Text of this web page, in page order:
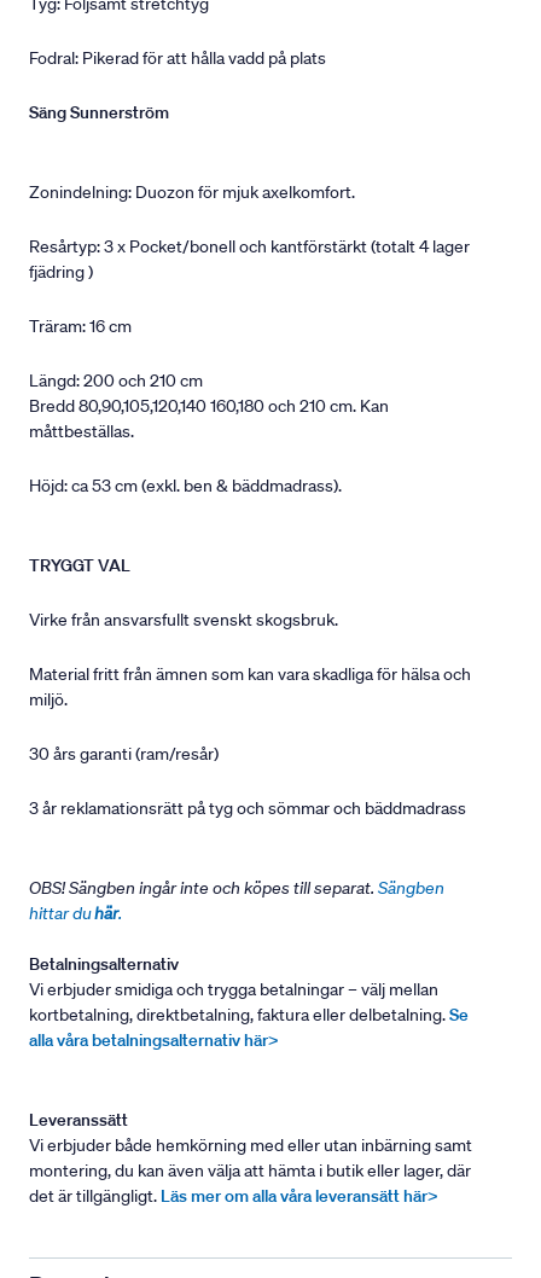
Fodral: Pikerad för att hålla vadd på plats
Säng Sunnerström
Zonindelning: Duozon för mjuk axelkomfort.
Resårtyp: 3 x Pocket/bonell och kantförstärkt (totalt 4 lager
fjädring )
Träram: 16 cm
Längd: 200 och 210 cm
Bredd 80,90,105,120,140 160,180 och 210 cm. Kan
måttbeställas.
Höjd: ca 53 cm (exkl. ben & bäddmadrass).
TRYGGT VAL
Virke från ansvarsfullt svenskt skogsbruk.
Material fritt från ämnen som kan vara skadliga för hälsa och
miljö.
30 års garanti (ram/resår)
3 år reklamationsrätt på tyg och sömmar och bäddmadrass
OBS! Sängben ingår inte och köpes till separat. Sängben
hittar duhär.
Betalningsalternativ
Vi erbjuder smidiga och trygga betalningar – välj mellan
kortbetalning, direktbetalning, faktura eller delbetalning.Se
alla våra betalningsalternativ här>
Leveranssätt
Vi erbjuder både hemkörning med eller utan inbärning samt
montering, du kan även välja att hämta i butik eller lager, där
det är tillgängligt. Läs mer om alla våra leveransätt här>